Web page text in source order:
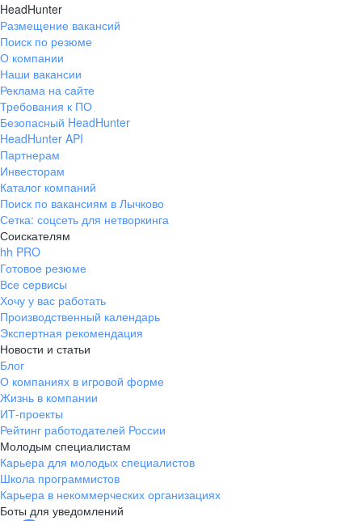
HeadHunter
Размещение вакансий
Поиск по резюме
О компании
Наши вакансии
Реклама на сайте
Требования к ПО
Безопасный HeadHunter
HeadHunter API
Партнерам
Инвесторам
Каталог компаний
Поиск по вакансиям в Лычково
Сетка: соцсеть для нетворкинга
Соискателям
hh PRO
Готовое резюме
Все сервисы
Хочу у вас работать
Производственный календарь
Экспертная рекомендация
Новости и статьи
Блог
О компаниях в игровой форме
Жизнь в компании
ИТ-проекты
Рейтинг работодателей России
Молодым специалистам
Карьера для молодых специалистов
Школа программистов
Карьера в некоммерческих организациях
Боты для уведомлений